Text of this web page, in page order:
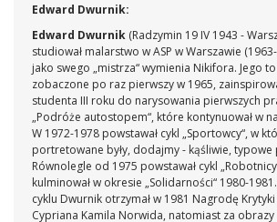
Edward Dwurnik:
Edward Dwurnik (Radzymin 19 IV 1943 -
studiował malarstwo w ASP w Warszawie
jako swego „mistrza“ wymienia Nikifora. Jego
zobaczone po raz pierwszy w 1965,
studenta III roku do narysowania pierwszych
„Podróże autostopem“, które kontynuował w
W 1972-1978 powstawał cykl „Sportowcy“, w
portretowane były, dodajmy - kąśliwie, typowe
Równolegle od 1975 powstawał cykl
kulminował w okresie „Solidarności“ 1980-
cyklu Dwurnik otrzymał w 1981 Nagrodę
Cypriana Kamila Norwida, natomiast za obrazy